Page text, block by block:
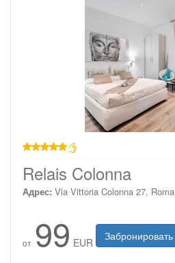
Relais Colonna
Адрес: Via Vittoria Colonna 27, Roma
от 99 EUR Забронировать